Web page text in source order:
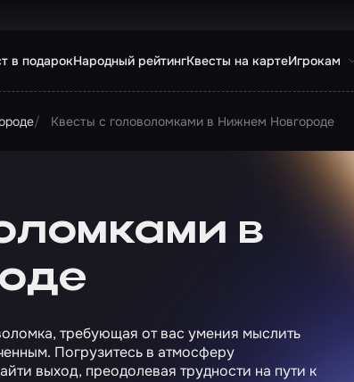
в подарокНародный рейтингКвесты на картеИгрокам
Квесты с головоломками в Нижнем Новгороде
в
требующая от вас умения мыслить
Погрузитесь в атмосферу
выход, преодолевая трудности на пути к